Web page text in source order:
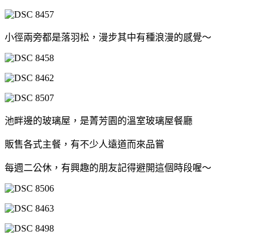
小徑兩旁都是落羽松，漫步其中有種浪漫的感覺～
池畔邊的玻璃屋，是菁芳園的溫室玻璃屋餐廳
販售各式主餐，有不少人遠道而來品嘗
每週二公休，有興趣的朋友記得避開這個時段喔～